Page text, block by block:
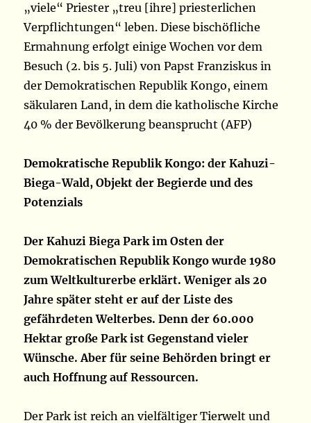
„viele“ Priester „treu [ihre] priesterlichen
Verpflichtungen“ leben. Diese bischöfliche
Ermahnung erfolgt einige Wochen vor dem
Besuch (2. bis 5. Juli) von Papst Franziskus in
der Demokratischen Republik Kongo, einem
säkularen Land, in dem die katholische Kirche
40 % der Bevölkerung beansprucht (AFP)
Demokratische Republik Kongo: der Kahuzi-
Biega-Wald, Objekt der Begierde und des
Potenzials
Der Kahuzi Biega Park im Osten der
Demokratischen Republik Kongo wurde 1980
zum Weltkulturerbe erklärt. Weniger als 20
Jahre später steht er auf der Liste des
gefährdeten Welterbes. Denn der 60.000
Hektar große Park ist Gegenstand vieler
Wünsche. Aber für seine Behörden bringt er
auch Hoffnung auf Ressourcen.
Der Park ist reich an vielfältiger Tierwelt und